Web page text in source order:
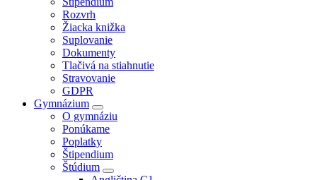
Rozvrh
Žiacka knižka
Suplovanie
Dokumenty
Tlačivá na stiahnutie
Stravovanie
GDPR
Gymnázium
O gymnáziu
Ponúkame
Poplatky
Štipendium
Štúdium